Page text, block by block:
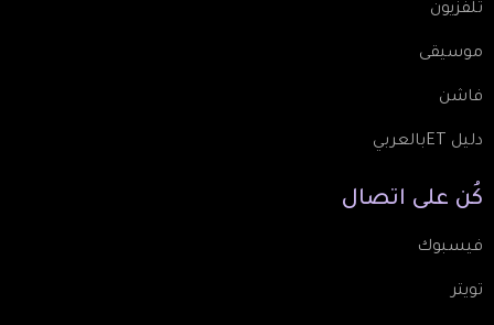
تلفزيون
موسيقى
فاشن
دليل ETبالعربي
كُن على اتصال
فيسبوك
تويتر